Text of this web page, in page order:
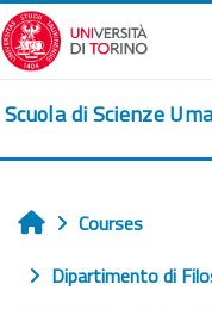
Skip to main content
Scuola di Scienze
Home
Courses
Dipartimento di